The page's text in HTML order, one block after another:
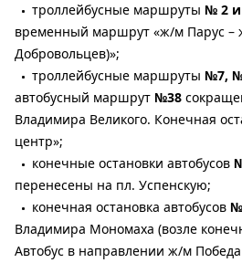
троллейбусные маршруты № 2
временный маршрут «ж/м Парус –
Добровольцев)»;
троллейбусные маршруты №7,
автобусный маршрут №38
Владимира Великого. Конечная
центр»;
конечные остановки автобусов
перенесены на пл. Успенскую;
конечная остановка автобусов
Владимира Мономаха (возле
Автобус в направлении ж/м